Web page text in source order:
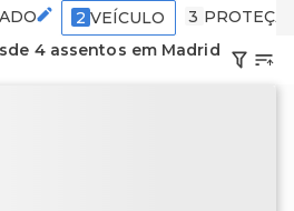
2 VEÍCULO 3
4 assentos em Madrid